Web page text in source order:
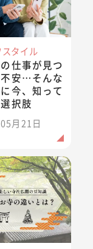
タイル
仕事が見つ
安…そんな
今、知って
択肢
月21日
いて解説
って何が違うの？